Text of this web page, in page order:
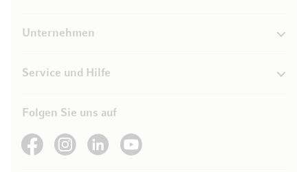
Unternehmen
Service und Hilfe
Folgen Sie uns auf
See our FacebookSee our Instagram account
See our LinkedInSee our YouTube channel